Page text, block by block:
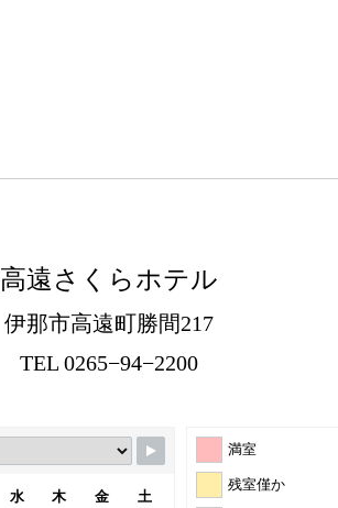
高遠さくらホテル
伊那市高遠町勝間217
TEL 0265−94−2200
満室
残室僅か
水 木 金 土